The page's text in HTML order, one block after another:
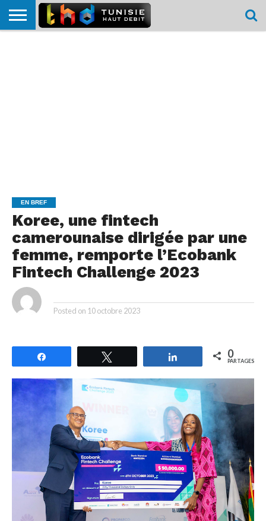
EN BREF
Koree, une fintech
camerounaise dirigée par une
femme, remporte l’Ecobank
Fintech Challenge 2023
Posted on 10 octobre 2023
Partagez 0
PARTAGES